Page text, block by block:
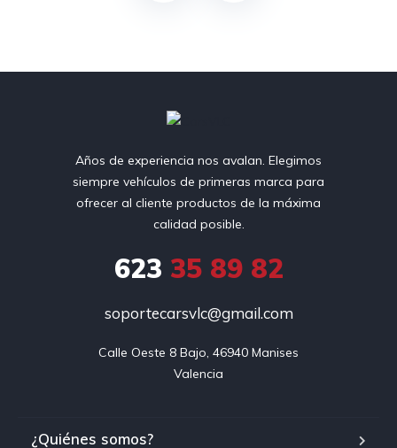
Años de experiencia nos avalan. Elegimos
siempre vehículos de primeras marca para
ofrecer al cliente productos de la máxima
calidad posible.
623 35 89 82
soportecarsvlc@gmail.com
Calle Oeste 8 Bajo, 46940 Manises
Valencia
¿Quiénes somos?